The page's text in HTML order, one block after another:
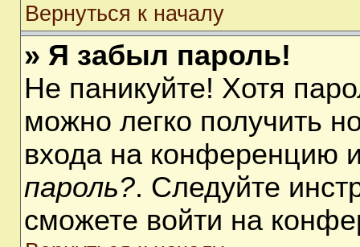
Вернуться к началу
» Я забыл пароль!
Не паникуйте! Хотя
можно легко получить
входа на конференцию
пароль?. Следуйте
сможете войти на